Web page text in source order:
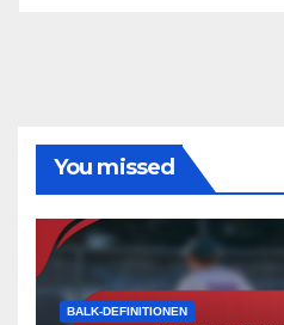
You missed
BALK-DEFINITIONEN